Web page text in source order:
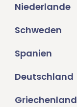
Niederlande
Schweden
Spanien
Deutschland
Griechenland